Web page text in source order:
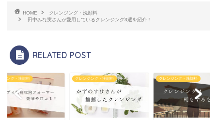
HOME
クレンジング・洗顔料
田中みな実さんが愛用しているクレンジング3選を紹介！
RELATED POST
ジング・洗顔料 クレンジング・洗顔料 クレンジング・洗顔料